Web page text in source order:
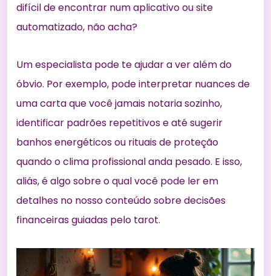
difícil de encontrar num aplicativo ou site
automatizado, não acha?
Um especialista pode te ajudar a ver além do
óbvio. Por exemplo, pode interpretar nuances de
uma carta que você jamais notaria sozinho,
identificar padrões repetitivos e até sugerir
banhos energéticos ou rituais de proteção
quando o clima profissional anda pesado. E isso,
aliás, é algo sobre o qual você pode ler em
detalhes no nosso conteúdo sobredecisões
financeiras guiadas pelo tarot.